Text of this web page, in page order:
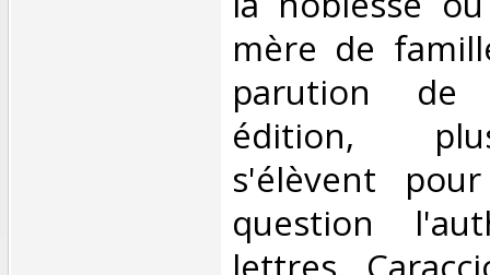
mère de
parution de
édition,
s'élèvent
question
lettres.